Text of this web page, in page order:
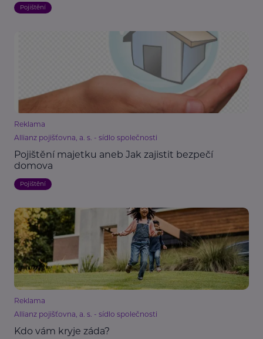
Pojištění
Reklama
Allianz pojišťovna, a. s. - sídlo společnosti
Pojištění majetku aneb Jak zajistit bezpečí
domova
Pojištění
Reklama
Allianz pojišťovna, a. s. - sídlo společnosti
Kdo vám kryje záda?